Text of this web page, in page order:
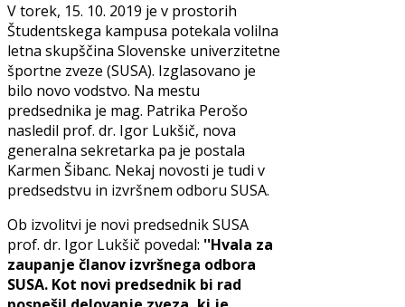
V torek, 15. 10. 2019 je v prostorih
Študentskega kampusa potekala volilna
letna skupščina Slovenske univerzitetne
športne zveze (SUSA). Izglasovano je
bilo novo vodstvo. Na mestu
predsednika je mag. Patrika Perošo
nasledil prof. dr. Igor Lukšič, nova
generalna sekretarka pa je postala
Karmen Šibanc. Nekaj novosti je tudi v
predsedstvu in izvršnem odboru SUSA.
Ob izvolitvi je novi predsednik SUSA
prof. dr. Igor Lukšič povedal: ''Hvala za
zaupanje članov izvršnega odbora
SUSA. Kot novi predsednik bi rad